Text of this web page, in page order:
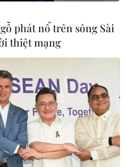
phát nổ trên sông Sài
thiệt mạng